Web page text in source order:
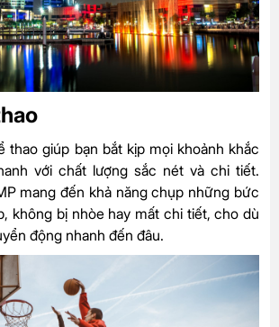
thao giúp bạn bắt kịp mọi khoảnh khắc
với chất lượng sắc nét và chi tiết.
mang đến khả năng chụp những bức
không bị nhòe hay mất chi tiết, cho dù
động nhanh đến đâu.